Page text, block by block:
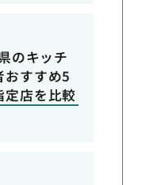
のキッチ
おすすめ5
定店を比較